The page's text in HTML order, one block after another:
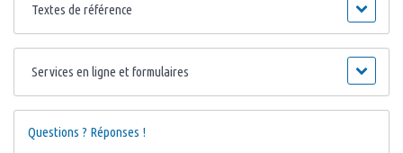
Textes de référence
Services en ligne et formulaires
Questions ? Réponses !